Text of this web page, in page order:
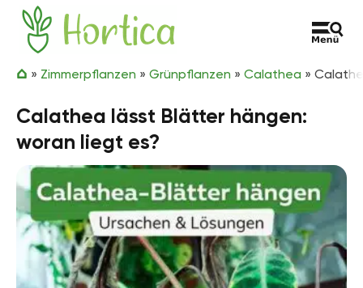
Zum Inhalt springen
Hortica
» Zimmerpflanzen » Grünpflanzen » Calathea »
Calathea lässt Blätter hängen:
woran liegt es?